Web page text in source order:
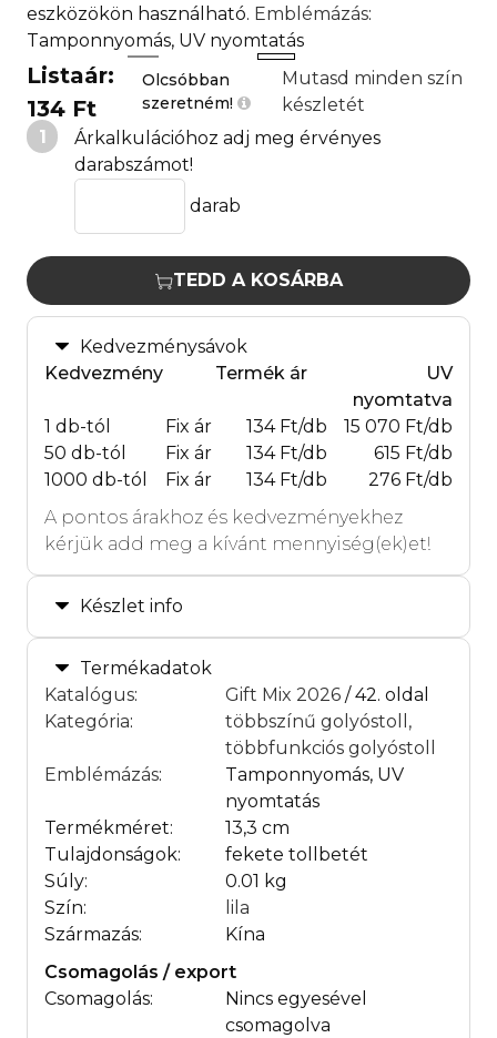
eszközökön használható. Emblémázás:
Tamponnyomás, UV nyomtatás
Listaár:
134 Ft
Olcsóbban
szeretném!
Mutasd minden szín
készletét
1
Árkalkulációhoz adj meg érvényes
darabszámot!
darab
TEDD A KOSÁRBA
Kedvezménysávok
Kedvezmény
Termék ár
UV
nyomtatva
1 db-tól
Fix ár 134 Ft/db
15 070 Ft/db
50 db-tól
Fix ár 134 Ft/db
615 Ft/db
1000 db-tól
Fix ár 134 Ft/db
276 Ft/db
A pontos árakhoz és kedvezményekhez
kérjük add meg a kívánt mennyiség(ek)et!
Készlet info
Termékadatok
Katalógus: Gift Mix 2026 / 42. oldal
Kategória:
többszínű golyóstoll,
többfunkciós golyóstoll
Emblémázás:
Tamponnyomás, UV
nyomtatás
Termékméret:
13,3 cm
Tulajdonságok:
fekete tollbetét
Súly:
0.01 kg
Szín:
lila
Származás:
Kína
Csomagolás / export
Csomagolás:
Nincs egyesével
csomagolva